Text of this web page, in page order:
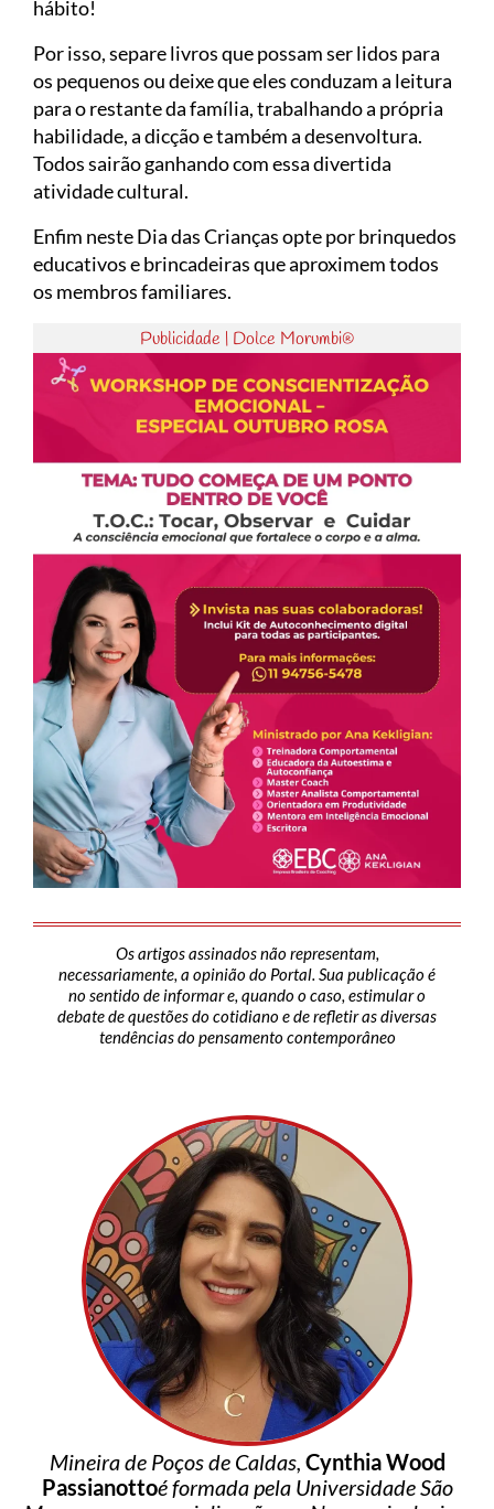
hábito!
Por isso, separe livros que possam ser lidos para
os pequenos ou deixe que eles conduzam a leitura
para o restante da família, trabalhando a própria
habilidade, a dicção e também a desenvoltura.
Todos sairão ganhando com essa divertida
atividade cultural.
Enfim neste Dia das Crianças opte por brinquedos
educativos e brincadeiras que aproximem todos
os membros familiares.
Publicidade | Dolce Morumbi®
Os artigos assinados não representam,
necessariamente, a opinião do Portal. Sua publicação é
no sentido de informar e, quando o caso, estimular o
debate de questões do cotidiano e de refletir as diversas
tendências do pensamento contemporâneo
Mineira de Poços de Caldas, Cynthia Wood
Passianottoé formada pela Universidade São